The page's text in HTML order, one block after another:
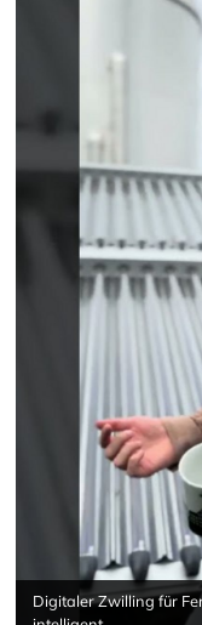
Digitaler Zwilling für